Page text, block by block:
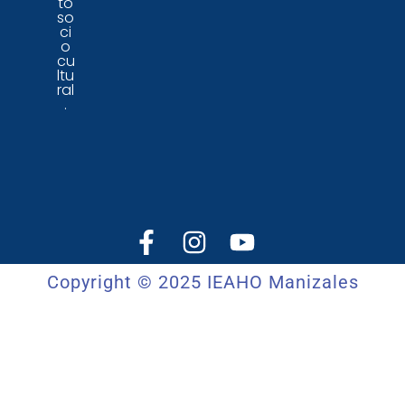
so
ci
o
cu
ltu
ral
.
Copyright © 2025 IEAHO Manizales